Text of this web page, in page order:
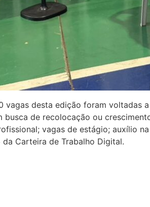
vagas desta edição foram voltadas
busca de recolocação ou
vagas de estágio; auxílio
Carteira de Trabalho Digital.